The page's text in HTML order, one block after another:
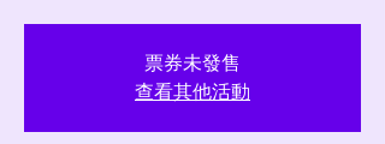
票券未發售
查看其他活動